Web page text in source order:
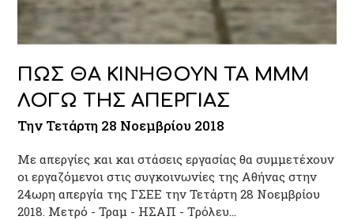
ΠΩΣ ΘΑ ΚΙΝΗΘΟΥΝ ΤΑ ΜΜΜ
ΛΟΓΩ ΤΗΣ ΑΠΕΡΓΙΑΣ
Την Τετάρτη 28 Νοεμβρίου 2018
Με απεργίες και και στάσεις εργασίας θα συμμετέχουν
οι εργαζόμενοι στις συγκοινωνίες της Αθήνας στην
24ωρη απεργία της ΓΣΕΕ την Τετάρτη 28 Νοεμβρίου
2018. Μετρό - Τραμ - ΗΣΑΠ - Tρόλευ…